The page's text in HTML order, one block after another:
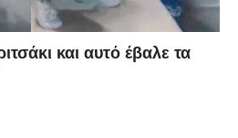
και αυτό έβαλε τα